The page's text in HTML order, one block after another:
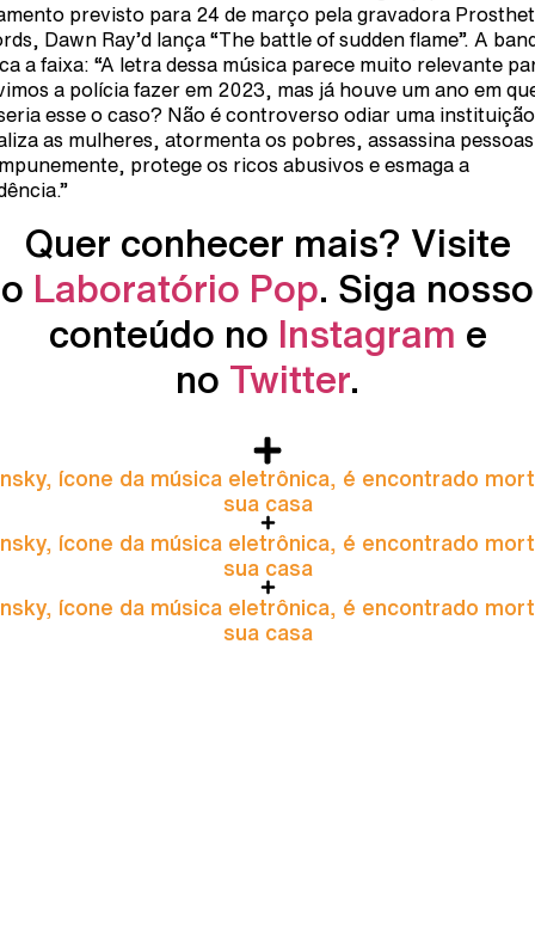
previsto para 24 de março pela gravadora
Dawn Ray’d lança “The battle of sudden flame”. A
a faixa: “A letra dessa música parece muito relevante
a polícia fazer em 2023, mas já houve um ano em
esse o caso? Não é controverso odiar uma
as mulheres, atormenta os pobres, assassina
protege os ricos abusivos e esmaga a
Quer conhecer mais? Visite
o Laboratório Pop. Siga nosso
conteúdo no Instagram e
no Twitter.
ícone da música eletrônica, é encontrado
sua casa
ícone da música eletrônica, é encontrado
sua casa
ícone da música eletrônica, é encontrado
sua casa